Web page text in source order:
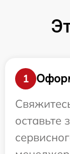
1
оставьте